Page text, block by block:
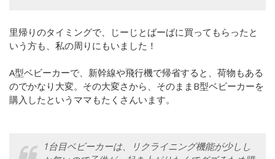
里帰りのタイミングで、じーじとばーばに買ってもらったと
いう方も、私の周りにもいました！
A型ベビーカーで、新幹線や飛行機で帰省すると、荷物もある
のでかなり大変。その大変さから、そのままB型ベビーカーを
購入したというママもたくさんいます。
1台目ベビーカーは、リクライニング機能が少しし